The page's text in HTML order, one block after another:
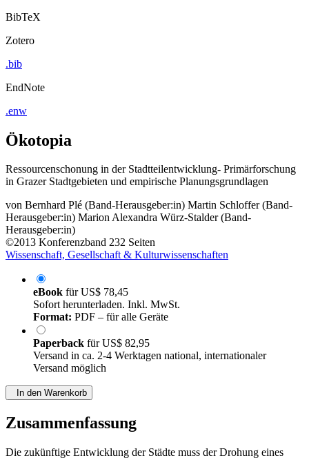
BibTeX
Zotero
.bib
EndNote
.enw
Ökotopia
Ressourcenschonung in der Stadtteilentwicklung- Primärforschung
in Grazer Stadtgebieten und empirische Planungsgrundlagen
von Bernhard Plé (Band-Herausgeber:in) Martin Schloffer (Band-
Herausgeber:in) Marion Alexandra Würz-Stalder (Band-
Herausgeber:in)
©2013 Konferenzband 232 Seiten
Wissenschaft, Gesellschaft & Kulturwissenschaften
eBook fürUS$ 78,45
Sofort herunterladen. Inkl. MwSt.
Format: PDF – für alle Geräte
Paperback fürUS$ 82,95
Versand in ca. 2-4 Werktagen national, internationaler
Versand möglich
In den Warenkorb
Zusammenfassung
Die zukünftige Entwicklung der Städte muss der Drohung eines